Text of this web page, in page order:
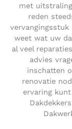
met
reden
weet wat uw
al veel
advies
inschatten
renovatie
ervaring